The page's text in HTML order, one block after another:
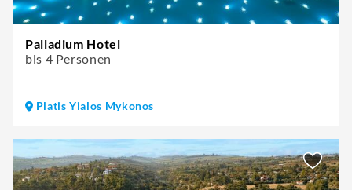
Palladium Hotel
bis 4 Personen
Platis Yialos Mykonos